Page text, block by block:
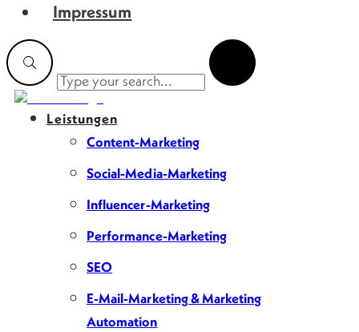
Impressum
Leistungen
Content-Marketing
Social-Media-Marketing
Influencer-Marketing
Performance-Marketing
SEO
E-Mail-Marketing & Marketing
Automation